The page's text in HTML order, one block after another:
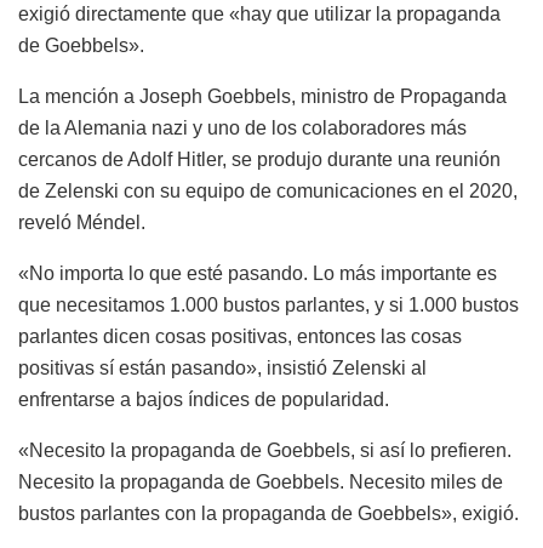
exigió directamente que «hay que utilizar la propaganda
de Goebbels».
La mención a Joseph Goebbels, ministro de Propaganda
de la Alemania nazi y uno de los colaboradores más
cercanos de Adolf Hitler, se produjo durante una reunión
de Zelenski con su equipo de comunicaciones en el 2020,
reveló Méndel.
«No importa lo que esté pasando. Lo más importante es
que necesitamos 1.000 bustos parlantes, y si 1.000 bustos
parlantes dicen cosas positivas, entonces las cosas
positivas sí están pasando», insistió Zelenski al
enfrentarse a bajos índices de popularidad.
«Necesito la propaganda de Goebbels, si así lo prefieren.
Necesito la propaganda de Goebbels. Necesito miles de
bustos parlantes con la propaganda de Goebbels», exigió.